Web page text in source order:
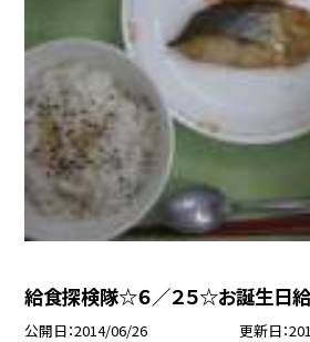
給食探検隊☆６／２５☆お誕生日
公開日 2014/06/26 更新日